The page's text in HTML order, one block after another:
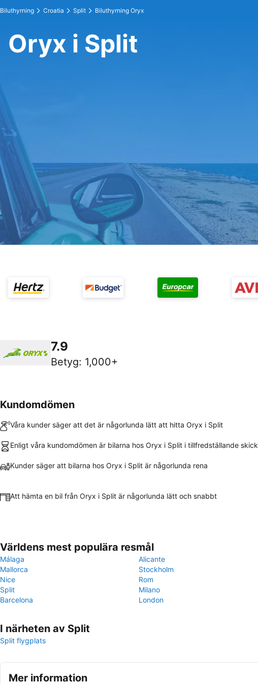
Biluthyrning Croatia Split Biluthyrning Oryx
Oryx i Split
7.9
Betyg: 1,000+
Kundomdömen
Våra kunder säger att det är någorlunda lätt att hitta Oryx i Split
Enligt våra kundomdömen är bilarna hos Oryx i Split i tillfredställande skick
Kunder säger att bilarna hos Oryx i Split är någorlunda rena
Att hämta en bil från Oryx i Split är någorlunda lätt och snabbt
Världens mest populära resmål
Málaga
Alicante
Mallorca
Stockholm
Nice
Rom
Split
Milano
Barcelona
London
I närheten av Split
Split flygplats
Mer information